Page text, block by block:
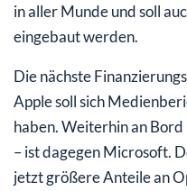
in aller Munde und soll
eingebaut werden.
Die nächste
Apple soll sich
haben. Weiterhin an
– ist dagegen Microsoft.
jetzt größere Anteile an